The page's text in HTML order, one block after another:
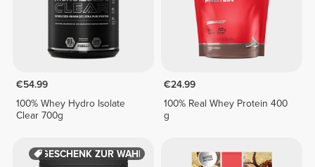
€54.99
100% Whey Hydro Isolate
Clear 700g
€24.99
100% Real Whey Protein 400
g
GESCHENK ZUR WAHL